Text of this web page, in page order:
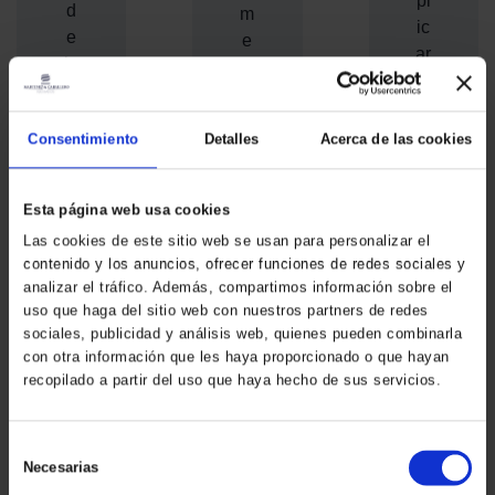
Consentimiento Detalles Acerca de las cookies
Esta página web usa cookies
Las cookies de este sitio web se usan para personalizar el
contenido y los anuncios, ofrecer funciones de redes sociales y
analizar el tráfico. Además, compartimos información sobre el
uso que haga del sitio web con nuestros partners de redes
sociales, publicidad y análisis web, quienes pueden combinarla
con otra información que les haya proporcionado o que hayan
recopilado a partir del uso que haya hecho de sus servicios.
Necesarias
d
e
la
re
nt
a.
E
st
e
tí
c
ul
n
m
e
e
p
ar
s
i
m
p
ic
ar
e
m
o
pr
in
ci
p
al
e
c
ar